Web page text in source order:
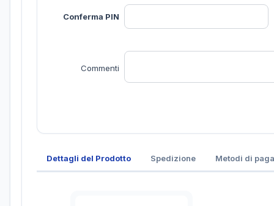
Conferma PIN
Commenti
Dettagli del Prodotto Spedizione Metodi di